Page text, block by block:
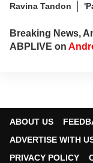
Ravina Tandon
Breaking News,
ABPLIVE on
ABOUT US
ADVERTISE WITH
PRIVACY POLICY